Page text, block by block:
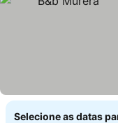
Selecione as datas